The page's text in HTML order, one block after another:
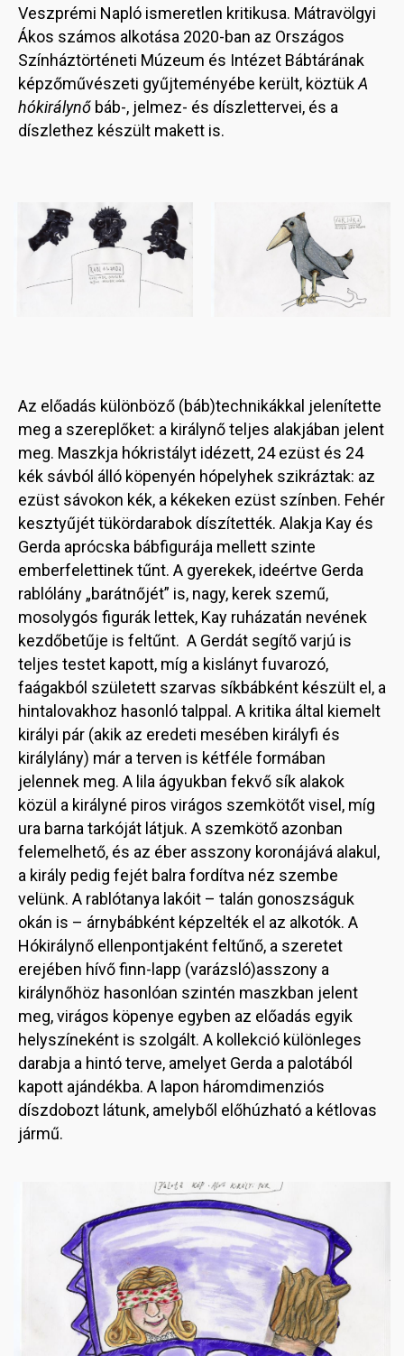
Veszprémi Napló ismeretlen kritikusa. Mátravölgyi
Ákos számos alkotása 2020-ban az Országos
Színháztörténeti Múzeum és Intézet Bábtárának
képzőművészeti gyűjteményébe került, köztükA
hókirálynő báb-, jelmez- és díszlettervei, és a
díszlethez készült makett is.
Az előadás különböző (báb)technikákkal jelenítette
meg a szereplőket: a királynő teljes alakjában jelent
meg. Maszkja hókristályt idézett, 24 ezüst és 24
kék sávból álló köpenyén hópelyhek szikráztak: az
ezüst sávokon kék, a kékeken ezüst színben. Fehér
kesztyűjét tükördarabok díszítették. Alakja Kay és
Gerda aprócska bábfigurája mellett szinte
emberfelettinek tűnt. A gyerekek, ideértve Gerda
rablólány „barátnőjét” is, nagy, kerek szemű,
mosolygós figurák lettek, Kay ruházatán nevének
kezdőbetűje is feltűnt. A Gerdát segítő varjú is
teljes testet kapott, míg a kislányt fuvarozó,
faágakból született szarvas síkbábként készült el, a
hintalovakhoz hasonló talppal. A kritika által kiemelt
királyi pár (akik az eredeti mesében királyfi és
királylány) már a terven is kétféle formában
jelennek meg. A lila ágyukban fekvő sík alakok
közül a királyné piros virágos szemkötőt visel, míg
ura barna tarkóját látjuk. A szemkötő azonban
felemelhető, és az éber asszony koronájává alakul,
a király pedig fejét balra fordítva néz szembe
velünk. A rablótanya lakóit – talán gonoszságuk
okán is – árnybábként képzelték el az alkotók. A
Hókirálynő ellenpontjaként feltűnő, a szeretet
erejében hívő finn-lapp (varázsló)asszony a
királynőhöz hasonlóan szintén maszkban jelent
meg, virágos köpenye egyben az előadás egyik
helyszíneként is szolgált. A kollekció különleges
darabja a hintó terve, amelyet Gerda a palotából
kapott ajándékba. A lapon háromdimenziós
díszdobozt látunk, amelyből előhúzható a kétlovas
jármű.